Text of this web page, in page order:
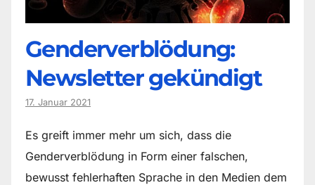
Genderverblödung:
Newsletter gekündigt
17. Januar 2021
Es greift immer mehr um sich, dass die
Genderverblödung in Form einer falschen,
bewusst fehlerhaften Sprache in den Medien dem